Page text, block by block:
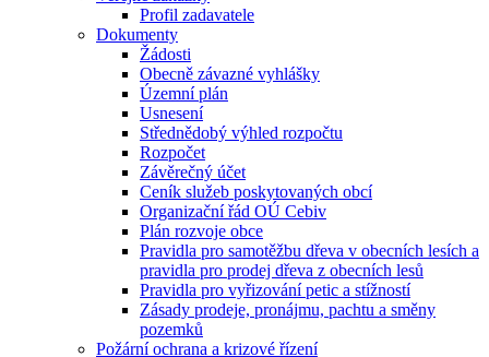
Profil zadavatele
Dokumenty
Žádosti
Obecně závazné vyhlášky
Územní plán
Usnesení
Střednědobý výhled rozpočtu
Rozpočet
Závěrečný účet
Ceník služeb poskytovaných obcí
Organizační řád OÚ Cebiv
Plán rozvoje obce
Pravidla pro samotěžbu dřeva v obecních lesích a
pravidla pro prodej dřeva z obecních lesů
Pravidla pro vyřizování petic a stížností
Zásady prodeje, pronájmu, pachtu a směny
pozemků
Požární ochrana a krizové řízení